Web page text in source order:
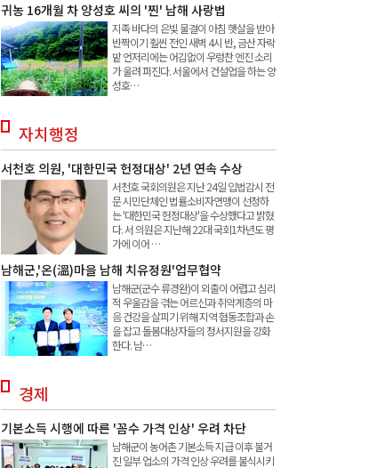
귀농 16개월 차 양성호 씨의 '찐' 남해 사랑법
지족 바다의 은빛 물결이 아침 햇살을 받아
반짝이기 훨씬 전인 새벽 4시 반, 금산 자락
밭 언저리에는 어김없이 우렁찬 엔진 소리
가 울려 퍼진다. 서울에서 건설업을 하는 양
성호…
자치행정
서천호 의원, '대한민국 헌정대상' 2년 연속 수상
서천호 국회의원은 지난 24일 입법감시 전
문 시민단체인 법률소비자연맹이 선정하
는 '대한민국 헌정대상'을 수상했다고 밝혔
다. 서 의원은 지난해 22대 국회1차년도 평
가에 이어 …
남해군,'온(溫)마을 남해 치유정원'업무협약
남해군(군수 류경완)이 외출이 어렵고 심리
적 우울감을 겪는 어르신과 취약계층의 마
음 건강을 살피기 위해 지역 협동조합과 손
을 잡고 돌봄대상자들의 정서지원을 강화
한다. 남…
경제
기본소득 시행에 따른 '꼼수 가격 인상' 우려 차단
남해군이 농어촌 기본소득 지급 이후 불거
진 일부 업소의 가격 인상 우려를 불식시키